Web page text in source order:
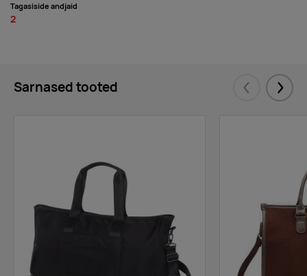
Tagasiside andjaid
2
Sarnased tooted Eelmised